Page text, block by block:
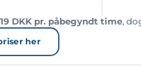
19 DKK pr. påbegyndt time,
her